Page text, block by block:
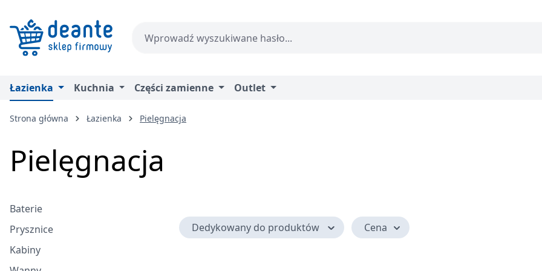
Łazienka Kuchnia Części zamienne Outlet
Strona główna Łazienka Pielęgnacja
Pielęgnacja
Baterie
Prysznice
Kabiny
Dedykowany do produktów Cena